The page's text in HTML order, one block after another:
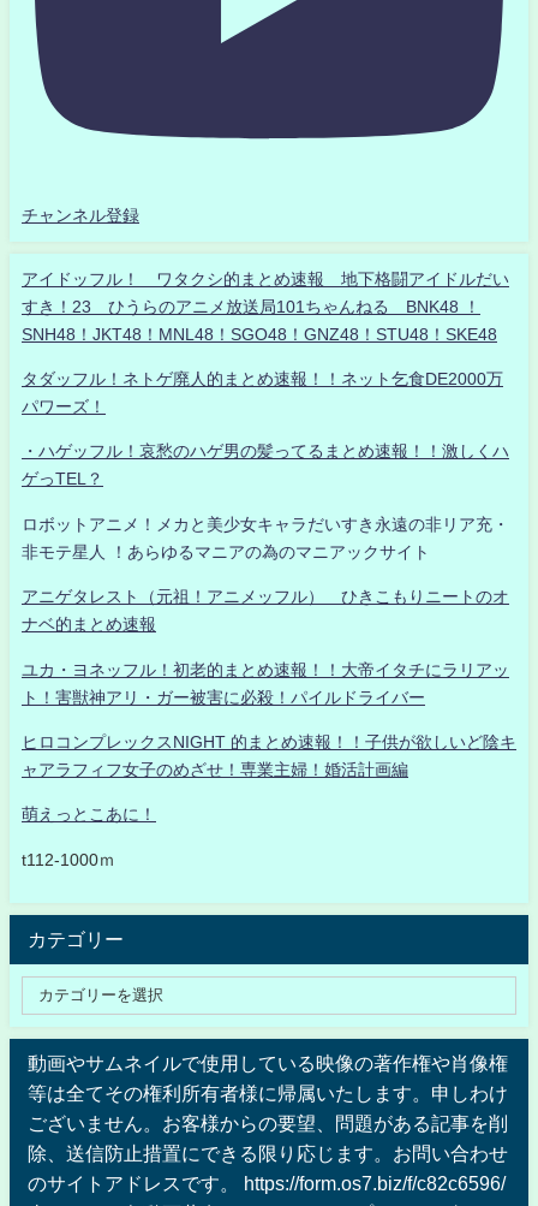
チャンネル登録
アイドッフル！ ワタクシ的まとめ速報 地下格闘アイドルだい
すき！23 ひうらのアニメ放送局101ちゃんねる BNK48 ！
SNH48！JKT48！MNL48！SGO48！GNZ48！STU48！SKE48
タダッフル！ネトゲ廃人的まとめ速報！！ネット乞食DE2000万
パワーズ！
・ハゲッフル！哀愁のハゲ男の髪ってるまとめ速報！！激しくハ
ゲっTEL？
ロボットアニメ！メカと美少女キャラだいすき永遠の非リア充・
非モテ星人 ！あらゆるマニアの為のマニアックサイト
アニゲタレスト（元祖！アニメッフル） ひきこもりニートのオ
ナベ的まとめ速報
ユカ・ヨネッフル！初老的まとめ速報！！大帝イタチにラリアッ
ト！害獣神アリ・ガー被害に必殺！パイルドライバー
ヒロコンプレックスNIGHT 的まとめ速報！！子供が欲しいど陰キ
ャアラフィフ女子のめざせ！専業主婦！婚活計画編
萌えっとこあに！
t112-1000ｍ
カテゴリー
動画やサムネイルで使用している映像の著作権や肖像権
等は全てその権利所有者様に帰属いたします。申しわけ
ございません。お客様からの要望、問題がある記事を削
除、送信防止措置にできる限り応じます。お問い合わせ
のサイトアドレスです。 https://form.os7.biz/f/c82c6596/